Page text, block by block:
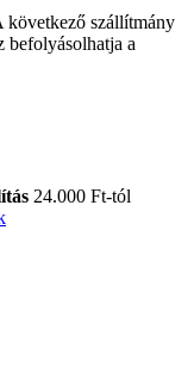
következő szállítmány
befolyásolhatja a
24.000 Ft-tól